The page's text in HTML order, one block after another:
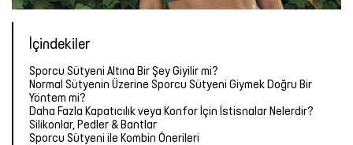
Forma
Şort
TÜM
Futbol
Aksesuarları
Atlet
Mont &
Yelek
Terlik
TÜM
Tayt
Tişört
İçindekiler
Sporcu Sütyeni Altına Bir Şey Giyilir mi?
Normal Sütyenin Üzerine Sporcu Sütyeni Giymek Doğru Bir
Yöntem mi?
Daha Fazla Kapatıcılık veya Konfor İçin İstisnalar Nelerdir?
Silikonlar, Pedler & Bantlar
Sporcu Sütyeni ile Kombin Önerileri